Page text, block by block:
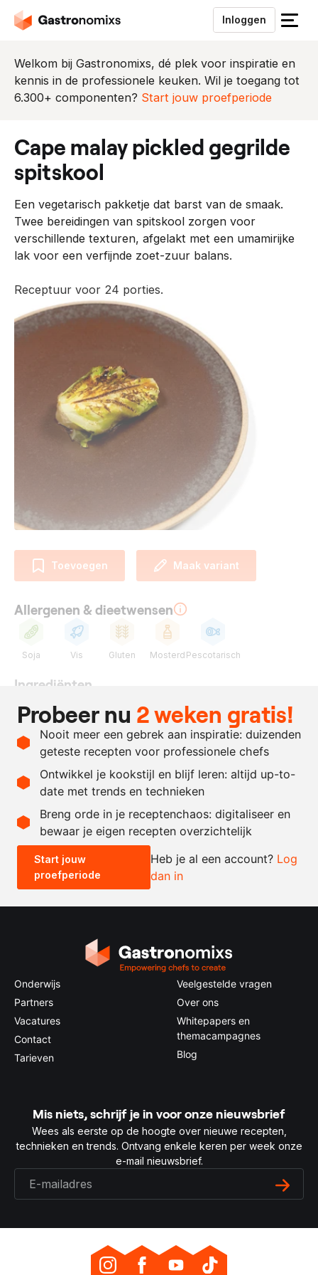
Inloggen
S
u
i
t
n
Welkom bij Gastronomixs, dé plek voor inspiratie en
kennis in de professionele keuken. Wil je toegang tot
6.300+ componenten? Start jouw proefperiode
cape malay pickled gegrilde
spitskool
Een vegetarisch pakketje dat barst van de smaak.
Twee bereidingen van spitskool zorgen voor
verschillende texturen, afgelakt met een umamirijke
lak voor een verfijnde zoet-zuur balans.
Receptuur voor 24 porties.
Toevoegen Maak variant
Allergenen & dieetwensen
Soja Vis Gluten Mosterd Pescotarisch
Ingrediënten
24 stuks
gestoofde en gegrilde
spitskool
naar
Cape Malay
Recept omrekenen
- +
0.5x 1x 2x
Probeer nu 2 weken gratis!
Nooit meer een gebrek aan inspiratie: duizenden
geteste recepten voor professionele chefs
Ontwikkel je kookstijl en blijf leren: altijd up-to-
date met trends en technieken
Breng orde in je receptenchaos: digitaliseer en
bewaar je eigen recepten overzichtelijk
Start jouw
proefperiode
Heb je al een account? Log
dan in
Onderwijs
Partners
Vacatures
Contact
Tarieven
Veelgestelde vragen
Over ons
Whitepapers en
themacampagnes
Blog
Mis niets, schrijf je in voor onze nieuwsbrief
Wees als eerste op de hoogte over nieuwe recepten,
technieken en trends. Ontvang enkele keren per week onze
e-mail nieuwsbrief.